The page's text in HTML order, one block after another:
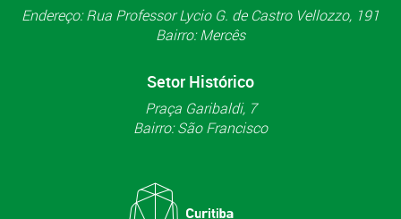
Endereço: Rua Professor Lycio G. de Castro Vellozzo, 191
Bairro: Mercês
Setor Histórico
Praça Garibaldi, 7
Bairro: São Francisco